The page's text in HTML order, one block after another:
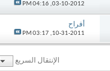
03-10-2012,
04:16 PM
أفراح
10-31-2011,
03:17 PM
الإنتقال السريع